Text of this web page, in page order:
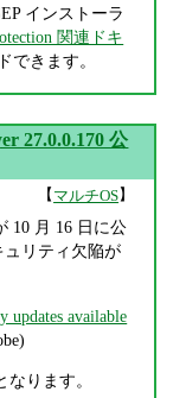
インストーラ
関連ドキ
できます。
27.0.0.170 公
【 マルチOS】
10 月 16 日に公
リティ欠陥が
updates available
ります。